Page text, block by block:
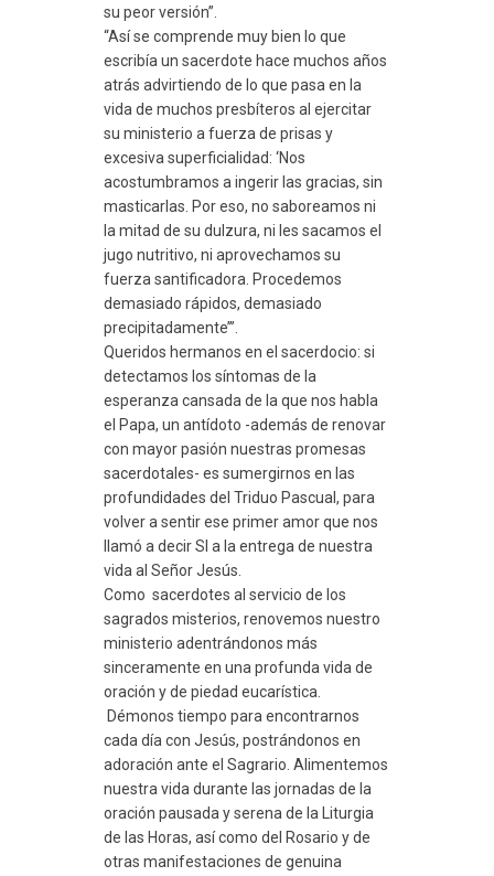
su peor versión”.
“Así se comprende muy bien lo que
escribía un sacerdote hace muchos años
atrás advirtiendo de lo que pasa en la
vida de muchos presbíteros al ejercitar
su ministerio a fuerza de prisas y
excesiva superficialidad: ‘Nos
acostumbramos a ingerir las gracias, sin
masticarlas. Por eso, no saboreamos ni
la mitad de su dulzura, ni les sacamos el
jugo nutritivo, ni aprovechamos su
fuerza santificadora. Procedemos
demasiado rápidos, demasiado
precipitadamente’”.
Queridos hermanos en el sacerdocio: si
detectamos los síntomas de la
esperanza cansada de la que nos habla
el Papa, un antídoto -además de renovar
con mayor pasión nuestras promesas
sacerdotales- es sumergirnos en las
profundidades del Triduo Pascual, para
volver a sentir ese primer amor que nos
llamó a decir SI a la entrega de nuestra
vida al Señor Jesús.
Como sacerdotes al servicio de los
sagrados misterios, renovemos nuestro
ministerio adentrándonos más
sinceramente en una profunda vida de
oración y de piedad eucarística.
Démonos tiempo para encontrarnos
cada día con Jesús, postrándonos en
adoración ante el Sagrario. Alimentemos
nuestra vida durante las jornadas de la
oración pausada y serena de la Liturgia
de las Horas, así como del Rosario y de
otras manifestaciones de genuina